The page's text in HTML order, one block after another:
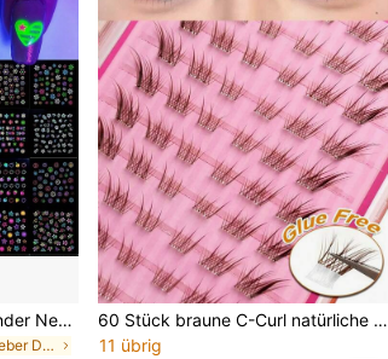
20 Stücke 3D fluoreszierender Neon Nagel Aufkleber, glänzende Pailletten selbstklebende Nail Art Aufkleber, bunte Abzieh-und-Klebe Nagel Dekore, Schmetterling, Herz, Blumen Muster, geeignet für Frauen/Mädchen DIY Nail Art Dekoration, Damen Nagel Dekoration
in Streifenaufkleber Decorative Aufkleber
60 Stück braune C-Curl natürliche Katzenaugen-Fuchsaugen weiche künstliche Wimpern, ohne Kleber, geeignet für Anfänger, niedliche Cartoon-Haustier-künstliche Wimpern, 3 Paar
11 übrig